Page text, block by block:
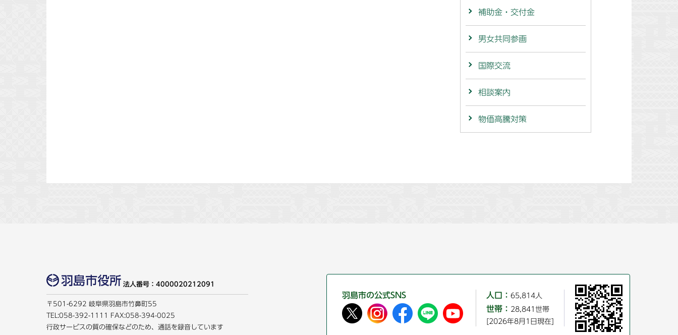
補助金・交付金
男女共同参画
国際交流
相談案内
物価高騰対策
法人番号：4000020212091
〒501-6292 岐阜県羽島市竹鼻町55
TEL:058-392-1111
FAX:058-394-0025
行政サービスの質の確保などのため、通話を録音しています
羽島市の公式SNS 人口： 65,814人
世帯： 28,841世帯
[2026年8月1日現在]